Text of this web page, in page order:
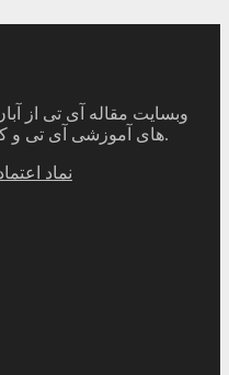
های آموزشی آی تی و کامپیوتر شروع به فعالیت کرده است.